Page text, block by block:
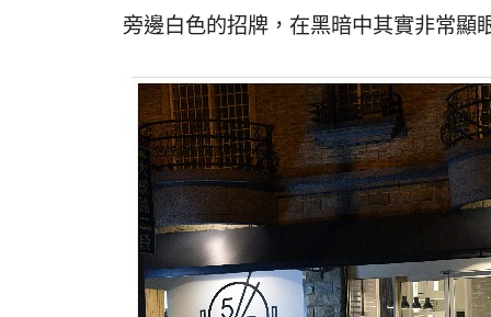
旁邊白色的招牌，在黑暗中其實非常顯